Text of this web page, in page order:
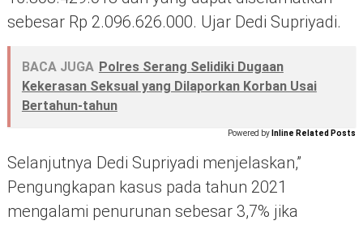
sebesar Rp 2.096.626.000. Ujar Dedi Supriyadi.
BACA JUGA Polres Serang Selidiki Dugaan
Kekerasan Seksual yang Dilaporkan Korban Usai
Bertahun-tahun
Powered by Inline Related Posts
Selanjutnya Dedi Supriyadi menjelaskan,”
Pengungkapan kasus pada tahun 2021
mengalami penurunan sebesar 3,7% jika